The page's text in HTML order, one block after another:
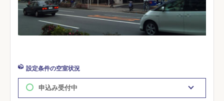
設定条件の空室状況
申込み受付中